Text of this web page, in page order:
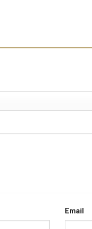
Email